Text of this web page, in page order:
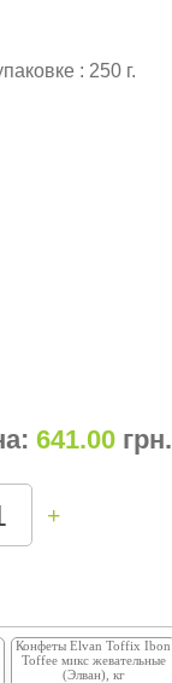
: 250 г.
641.00 грн.
+
Конфеты Elvan Toffix Ibon
Toffee микс жевательные
(Элван), кг